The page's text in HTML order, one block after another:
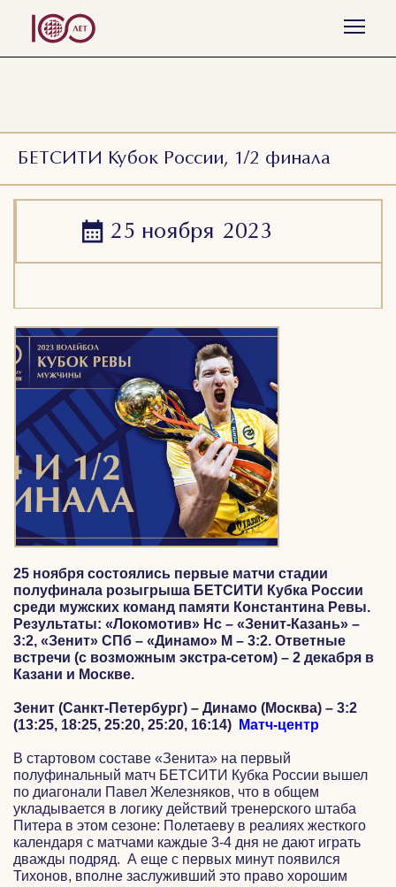
БЕТСИТИ Кубок России, 1/2 финала
25 ноября 2023
25 ноября состоялись первые матчи стадии
полуфинала розыгрыша БЕТСИТИ Кубка России
среди мужских команд памяти Константина Ревы.
Результаты: «Локомотив» Нс – «Зенит-Казань» –
3:2, «Зенит» СПб – «Динамо» М – 3:2. Ответные
встречи (с возможным экстра-сетом) – 2 декабря в
Казани и Москве.
Зенит (Санкт-Петербург) – Динамо (Москва) – 3:2
(13:25, 18:25, 25:20, 25:20, 16:14)
Матч-центр
В стартовом составе «Зенита» на первый
полуфинальный матч БЕТСИТИ Кубка России вышел
по диагонали Павел Железняков, что в общем
укладывается в логику действий тренерского штаба
Питера в этом сезоне: Полетаеву в реалиях жесткого
календаря с матчами каждые 3-4 дня не дают играть
дважды подряд. А еще с первых минут появился
Тихонов, вполне заслуживший это право хорошим